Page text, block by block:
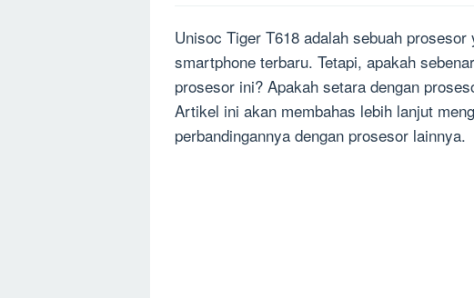
Unisoc Tiger T618 adalah sebuah
smartphone terbaru. Tetapi, apakah
prosesor ini? Apakah setara dengan
Artikel ini akan membahas lebih lanjut
perbandingannya dengan prosesor lainnya.